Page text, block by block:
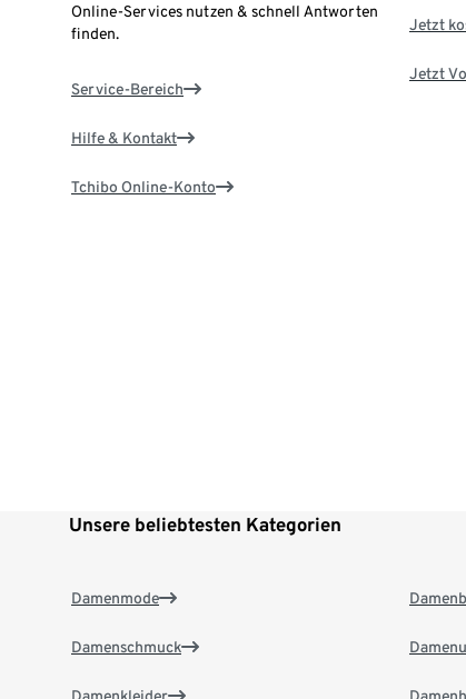
Online-Services nutzen & schnell Antworten
finden.
Service-Bereich
Hilfe & Kontakt
Tchibo Online-Konto
Jetzt
Jetzt
Unsere beliebtesten Kategorien
Damenmode
Damenschmuck
Damenkleider